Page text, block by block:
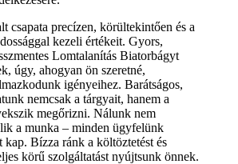
csapata precízen, körültekintően és a
kezeli értékeit. Gyors,
Lomtalanítás Biatorbágyt
úgy, ahogyan ön szeretné,
igényeihez. Barátságos,
nemcsak a tárgyait, hanem a
megőrizni. Nálunk nem
a munka – minden ügyfelünk
Bízza ránk a költöztetést és
körű szolgáltatást nyújtsunk önnek.